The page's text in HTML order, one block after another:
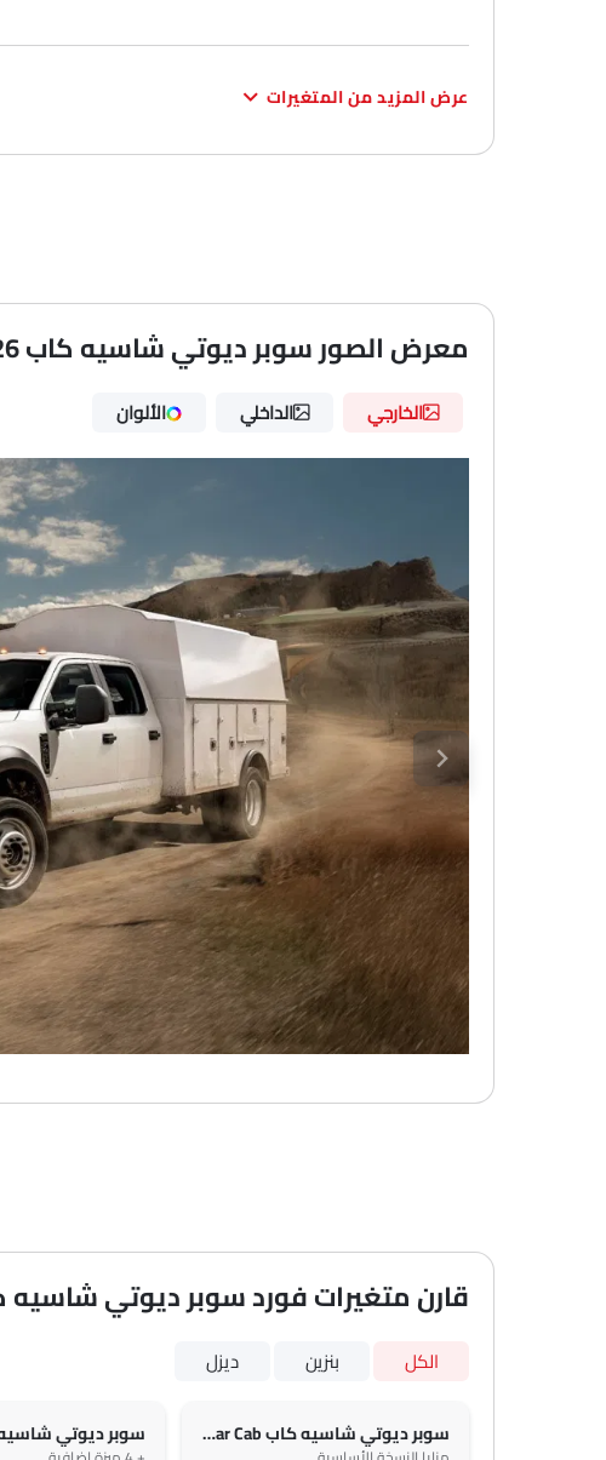
عرض المزيد من المتغيرات
معرض الصور سوبر ديوتي شاسيه كاب 2026
الخارجي الداخلي الألوان
قارن متغيرات فورد سوبر ديوتي شاسيه
الكل بنزين ديزل
سوبر ديوتي شاسيه كاب 6.2L F-350 XL Regular Cab